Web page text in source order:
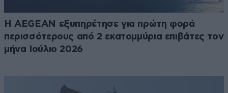
Η AEGEAN εξυπηρέτησε για πρώτη φορά
περισσότερους από 2 εκατομμύρια επιβάτες τον
μήνα Ιούλιο 2026